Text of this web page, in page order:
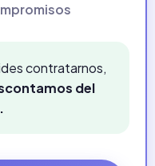
contratarnos,
del